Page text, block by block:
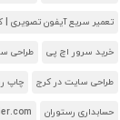
تعمیر سریع آیفون تصویری |
خرید سرور اچ پی طراحی
طراحی سایت در کرج چاپ
حسابداری رستوران